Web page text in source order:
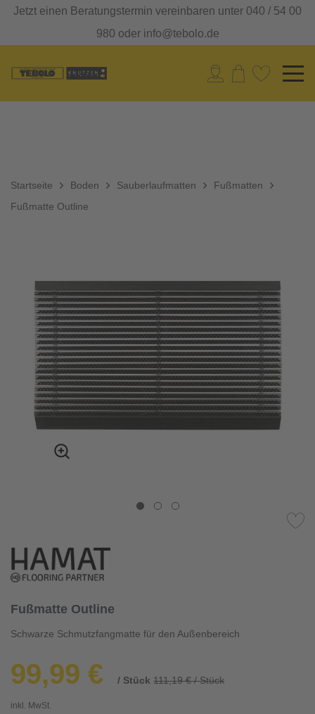
Jetzt einen Beratungstermin vereinbaren unter 040 / 54 00
980 oder info@tebolo.de
Startseite Boden Sauberlaufmatten
Fußmatten
Fußmatte Outline
Fußmatte Outline
Schwarze Schmutzfangmatte für den Außenbereich
99,99 € / Stück 111,19 € / Stück
inkl. MwSt.